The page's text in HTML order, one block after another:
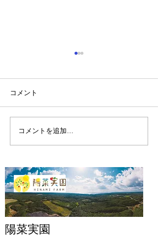
コメント
コメントを追加…
陽菜実園